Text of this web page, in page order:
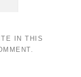
IN THIS